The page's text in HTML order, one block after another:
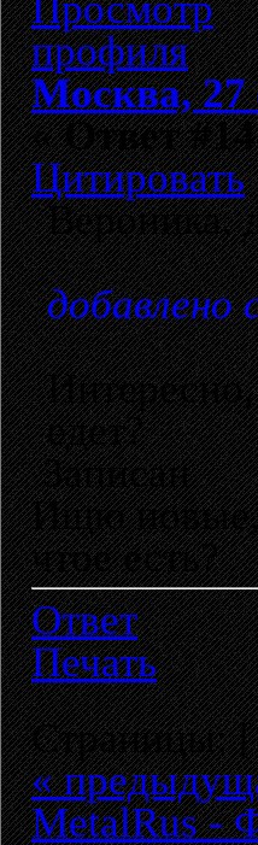
Москва, 27
«Ответ
Цитировать
Вероника,
добавлено
едет?
Записан
Ищю новые,
чтое есть?
Ответ
Печать
Страницы: [
«
MetalRus -